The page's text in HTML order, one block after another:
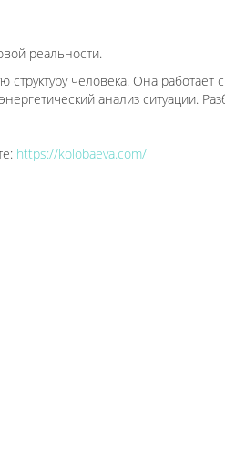
реальности.
структуру человека. Она
анализ ситуации.
https://kolobaeva.com/